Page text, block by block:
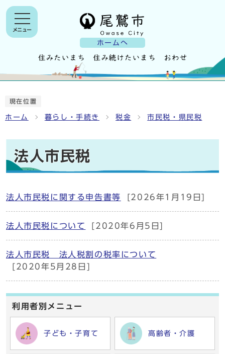
ホームへ
メニュー
現在位置
ホーム 暮らし・手続き 税金 市民税・県民税
法人市民税
法人市民税に関する申告書等 [2026年1月19日]
法人市民税について [2020年6月5日]
法人市民税 法人税割の税率について
[2020年5月28日]
利用者別メニュー
子ども・子育て 高齢者・介護